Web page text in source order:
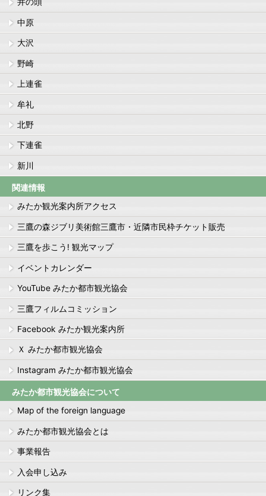
井の頭
中原
大沢
野崎
上連雀
牟礼
北野
下連雀
新川
関連情報
みたか観光案内所アクセス
三鷹の森ジブリ美術館三鷹市・近隣市民枠チケット販売
三鷹を歩こう! 観光マップ
イベントカレンダー
YouTube みたか都市観光協会
三鷹フィルムコミッション
Facebook みたか観光案内所
Ｘ みたか都市観光協会
Instagram みたか都市観光協会
みたか都市観光協会について
Map of the foreign language
みたか都市観光協会とは
事業報告
入会申し込み
リンク集